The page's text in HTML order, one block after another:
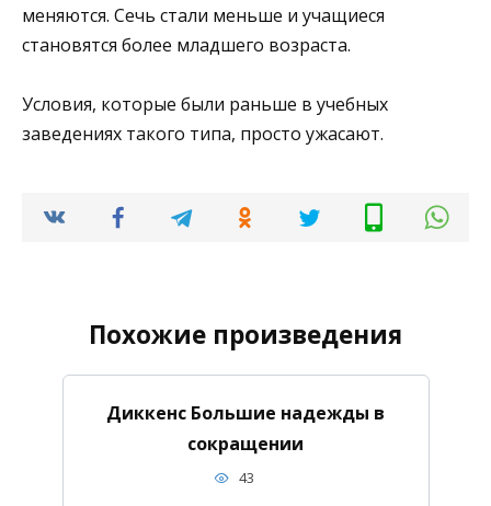
меняются. Сечь стали меньше и учащиеся
становятся более младшего возраста.
Условия, которые были раньше в учебных
заведениях такого типа, просто ужасают.
Похожие произведения
Диккенс Большие надежды в
сокращении
43